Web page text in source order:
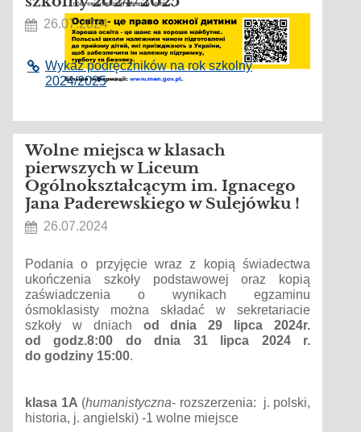
26.07.2024
Wykaz podręczników na rok szkolny
2024/2025
Wolne miejsca w klasach
pierwszych w Liceum
Ogólnokształcącym im. Ignacego
Jana Paderewskiego w Sulejówku !
26.07.2024
Podania o przyjęcie wraz z kopią świadectwa
ukończenia szkoły podstawowej oraz kopią
zaświadczenia o wynikach egzaminu
ósmoklasisty można składać w sekretariacie
szkoły w dniach od dnia 29 lipca 2024r.
od godz.8:00 do dnia 31 lipca 2024 r.
do godziny 15:00.
klasa 1A (humanistyczna- rozszerzenia: j. polski,
historia, j. angielski) -1 wolne miejsce